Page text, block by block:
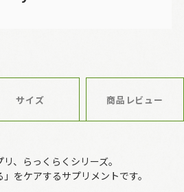
サイズ 商品レビュー
、らっくらくシリーズ。
をケアするサプリメントです。